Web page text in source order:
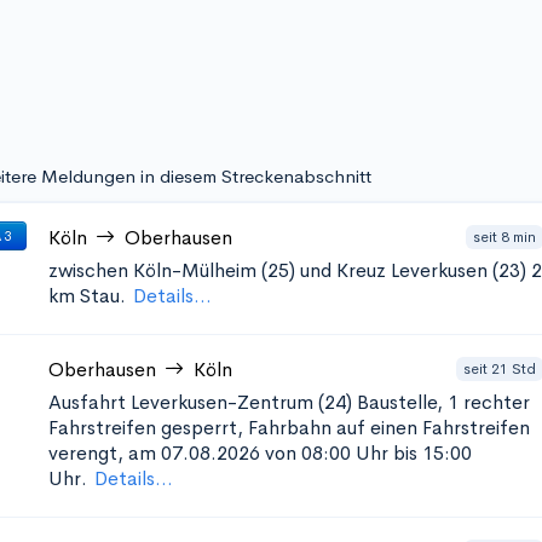
Meldungen in diesem Streckenabschnitt
3 Köln Oberhausen seit 8 min
zwischen Köln-Mülheim (25) und Kreuz Leverkusen (23) 2
km Stau. Details...
Oberhausen Köln seit 21 Std
Ausfahrt Leverkusen-Zentrum (24) Baustelle, 1 rechter
Fahrstreifen gesperrt, Fahrbahn auf einen Fahrstreifen
verengt, am 07.08.2026 von 08:00 Uhr bis 15:00
Uhr. Details...